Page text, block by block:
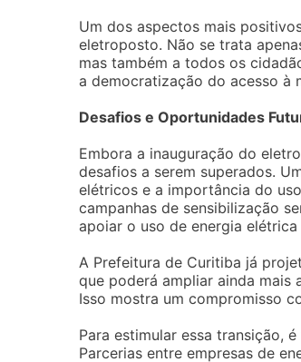
Um dos aspectos mais
eletroposto. Não se trata
mas também a todos os
a democratização do acesso à
Desafios e Oportunidades
Embora a inauguração do
desafios a serem superados.
elétricos e a importância do
campanhas de sensibilização
apoiar o uso de energia
A Prefeitura de Curitiba já
que poderá ampliar ainda mais
Isso mostra um compromisso
Para estimular essa transição,
Parcerias entre empresas de